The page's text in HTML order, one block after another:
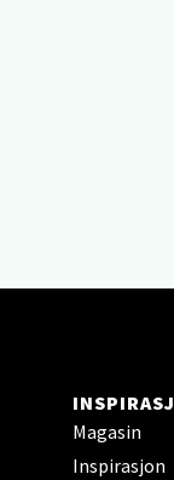
Magasin
Inspirasjon